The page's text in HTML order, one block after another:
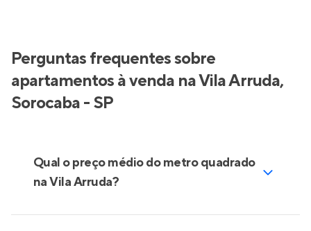
Perguntas frequentes sobre
apartamentos à venda na Vila Arruda,
Sorocaba - SP
Qual o preço médio do metro quadrado
na Vila Arruda?